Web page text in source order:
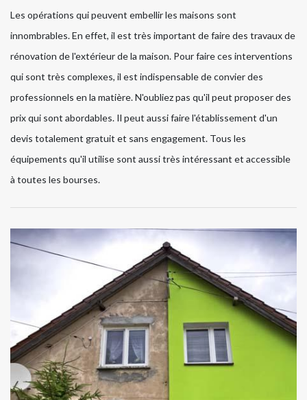
Les opérations qui peuvent embellir les maisons sont
innombrables. En effet, il est très important de faire des travaux de
rénovation de l'extérieur de la maison. Pour faire ces interventions
qui sont très complexes, il est indispensable de convier des
professionnels en la matière. N'oubliez pas qu'il peut proposer des
prix qui sont abordables. Il peut aussi faire l'établissement d'un
devis totalement gratuit et sans engagement. Tous les
équipements qu'il utilise sont aussi très intéressant et accessible
à toutes les bourses.